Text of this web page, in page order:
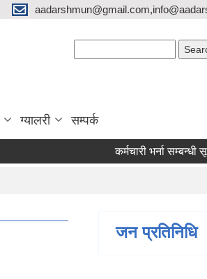
ग्यालरी सम्पर्क
कर्मचारी भर्ना सम्बन्धी
जन प्रतिनिधि